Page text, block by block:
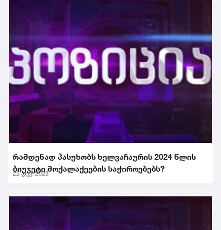
რამდენად პასუხობს ხელვაჩაურის 2024 წლის
ბიუჯეტი მოქალაქეების საჭიროებებს?
22 დეკ. 2023